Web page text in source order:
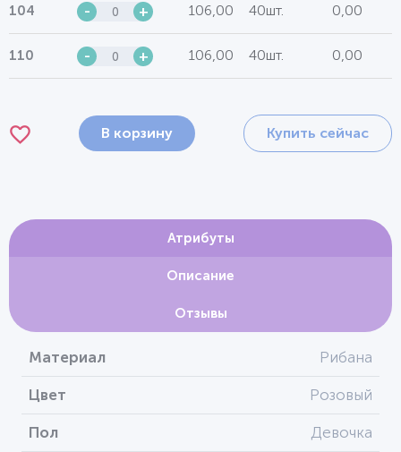
104 - + 106,00 40шт. 0,00
110 - + 106,00 40шт. 0,00
В корзину Купить сейчас
Атрибуты
Описание
Отзывы
Материал Рибана
Цвет Розовый
Пол Девочка